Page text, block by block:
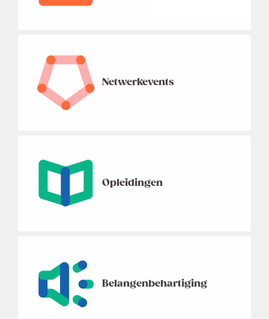
Netwerkevents
Opleidingen
Belangenbehartiging